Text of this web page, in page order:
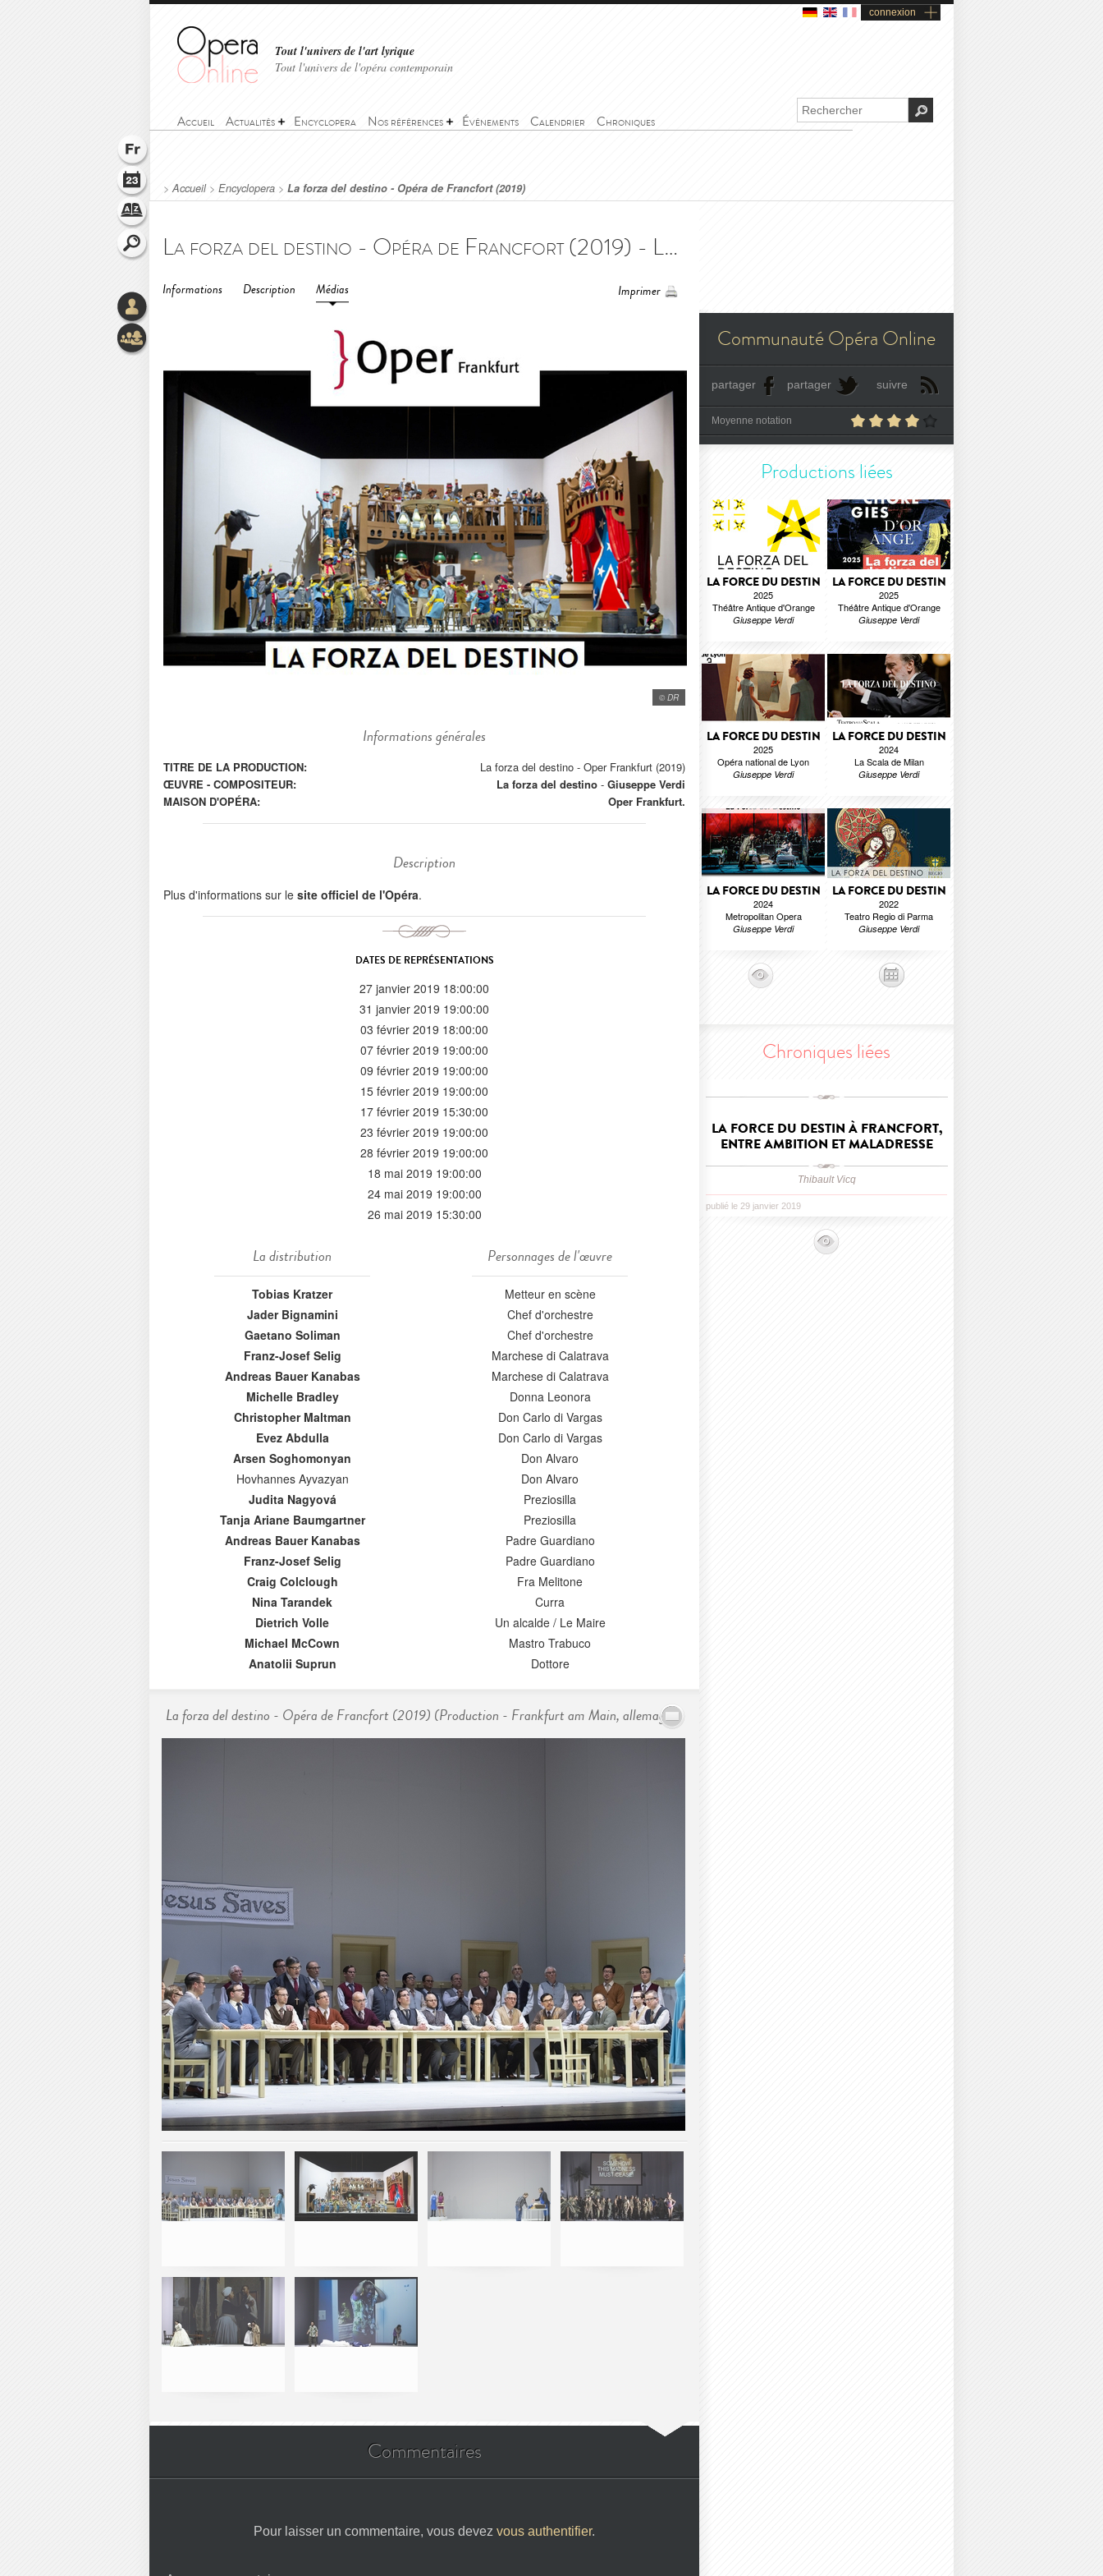
connexion
Tout l'univers de l'art lyrique
Tout l'univers de l'opéra contemporain
Accueil Actualités Encyclopera Nos références Événements Calendrier Chroniques
>Accueil> Encyclopera > La forza del destino - Opéra de Francfort (2019)
La forza del destino - Opéra de Francfort (2019) - La forza del destino - Oper Frankfurt (2019)
Informations Description Médias Imprimer
© DR
Informations générales
TITRE DE LA PRODUCTION:
La forza del destino - Oper Frankfurt (2019)
ŒUVRE - COMPOSITEUR:
La forza del destino - Giuseppe Verdi
MAISON D'OPÉRA:
Oper Frankfurt.
Description
Plus d'informations sur le site officiel de l'Opéra.
DATES DE REPRÉSENTATIONS
27 janvier 2019 18:00:00
31 janvier 2019 19:00:00
03 février 2019 18:00:00
07 février 2019 19:00:00
09 février 2019 19:00:00
15 février 2019 19:00:00
17 février 2019 15:30:00
23 février 2019 19:00:00
28 février 2019 19:00:00
18 mai 2019 19:00:00
24 mai 2019 19:00:00
26 mai 2019 15:30:00
La distribution
Tobias Kratzer
Jader Bignamini
Gaetano Soliman
Franz-Josef Selig
Andreas Bauer Kanabas
Michelle Bradley
Christopher Maltman
Evez Abdulla
Arsen Soghomonyan
Hovhannes Ayvazyan
Judita Nagyová
Tanja Ariane Baumgartner
Andreas Bauer Kanabas
Franz-Josef Selig
Craig Colclough
Nina Tarandek
Dietrich Volle
Michael McCown
Anatolii Suprun
Personnages de l'œuvre
Metteur en scène
Chef d'orchestre
Chef d'orchestre
Marchese di Calatrava
Marchese di Calatrava
Donna Leonora
Don Carlo di Vargas
Don Carlo di Vargas
Don Alvaro
Don Alvaro
Preziosilla
Preziosilla
Padre Guardiano
Padre Guardiano
Fra Melitone
Curra
Un alcalde / Le Maire
Mastro Trabuco
Dottore
La forza del destino - Opéra de Francfort (2019) (Production - Frankfurt am Main, allemagne)
Commentaires
Pour laisser un commentaire, vous devez vous authentifier.
Communauté Opéra Online
partager partager suivre
Moyenne notation
Productions liées
LA FORCE DU DESTIN
2025
Théâtre Antique d'Orange
Giuseppe Verdi
LA FORCE DU DESTIN
2025
Théâtre Antique d'Orange
Giuseppe Verdi
LA FORCE DU DESTIN
2025
Opéra national de Lyon
Giuseppe Verdi
LA FORCE DU DESTIN
2024
La Scala de Milan
Giuseppe Verdi
LA FORCE DU DESTIN
2024
Metropolitan Opera
Giuseppe Verdi
LA FORCE DU DESTIN
2022
Teatro Regio di Parma
Giuseppe Verdi
Chroniques liées
LA FORCE DU DESTIN À FRANCFORT,
ENTRE AMBITION ET MALADRESSE
Thibault Vicq
publié le 29 janvier 2019